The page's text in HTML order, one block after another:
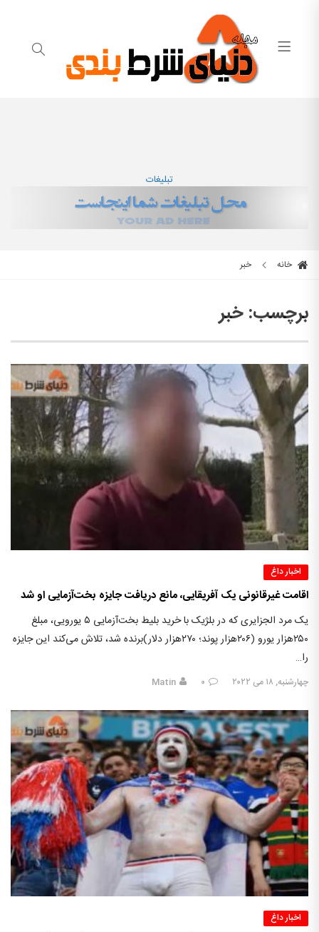
تبلیغات
خانه خبر
برچسب:خبر
اخبار داغ
اقامت غیرقانونی یک آفریقایی، مانع دریافت جایزه بخت‌آزمایی او شد
یک مرد الجزایری که در بلژیک با خرید بلیط بخت‌آزمایی ۵ یورویی، مبلغ
۲۵۰هزار یورو (۲۰۶هزار پوند؛ ۲۷۰هزار دلار)برنده شد، تلاش می‌کند این جایزه
را…
چهارشنبه, ۱۸ می ۲۰۲۲ ۰ Matin
اخبار داغ